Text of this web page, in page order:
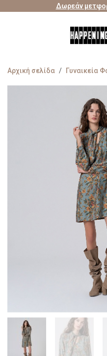
Δωρεάν
Αρχική σελίδα / Γυναικεία